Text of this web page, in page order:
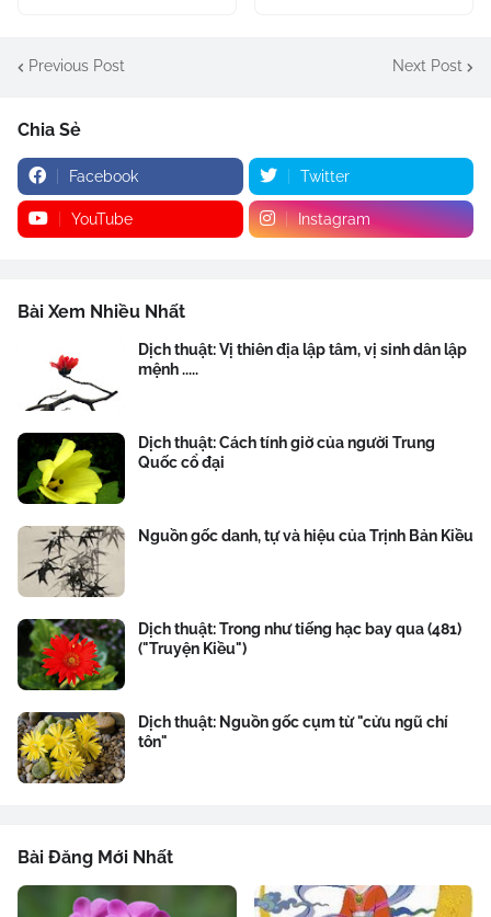
Previous Post Next Post
Chia Sẻ
Facebook Twitter
YouTube Instagram
Bài Xem Nhiều Nhất
Dịch thuật: Vị thiên địa lập tâm, vị sinh dân lập
mệnh .....
Dịch thuật: Cách tính giờ của người Trung
Quốc cổ đại
Nguồn gốc danh, tự và hiệu của Trịnh Bản Kiều
Dịch thuật: Trong như tiếng hạc bay qua (481)
("Truyện Kiều")
Dịch thuật: Nguồn gốc cụm từ "cửu ngũ chí
tôn"
Bài Đăng Mới Nhất